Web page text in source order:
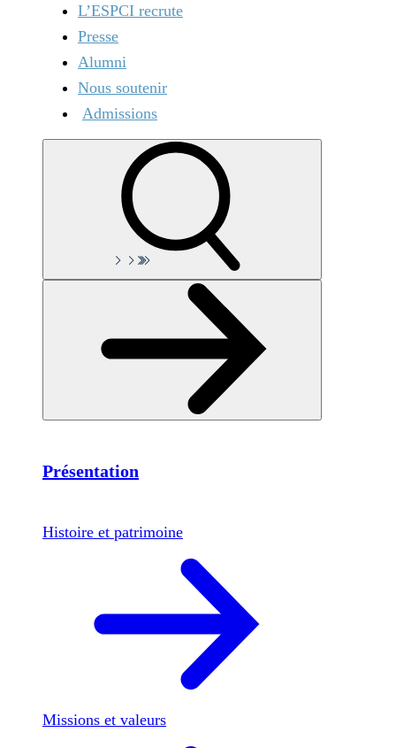
L’ESPCI recrute
Presse
Alumni
Nous soutenir
Admissions
Présentation
Histoire et patrimoine
Missions et valeurs